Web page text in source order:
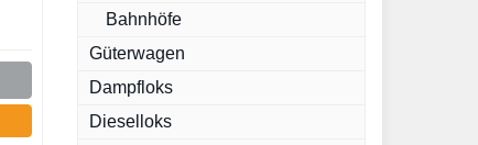
Bahnhöfe
Güterwagen
Dampfloks
Dieselloks